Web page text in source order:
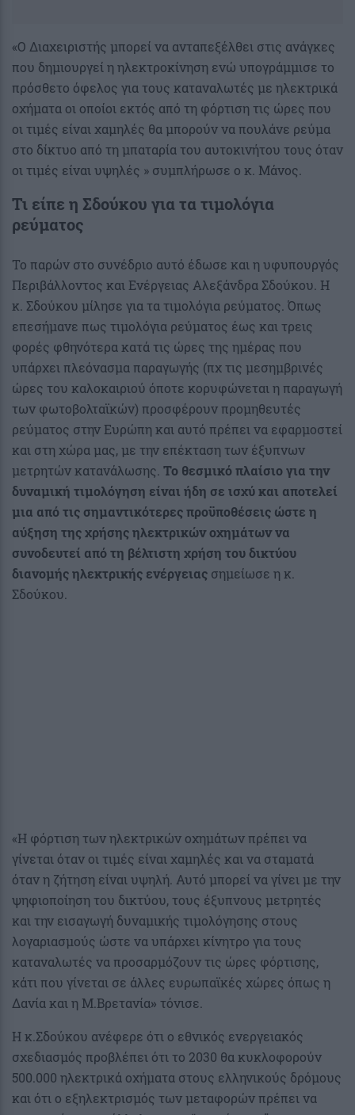
«Ο Διαχειριστής μπορεί να ανταπεξέλθει στις ανάγκες
που δημιουργεί η ηλεκτροκίνηση ενώ υπογράμμισε το
πρόσθετο όφελος για τους καταναλωτές με ηλεκτρικά
οχήματα οι οποίοι εκτός από τη φόρτιση τις ώρες που
οι τιμές είναι χαμηλές θα μπορούν να πουλάνε ρεύμα
στο δίκτυο από τη μπαταρία του αυτοκινήτου τους όταν
οι τιμές είναι υψηλές » συμπλήρωσε ο κ. Μάνος.
Τι είπε η Σδούκου για τα τιμολόγια
ρεύματος
To παρών στο συνέδριο αυτό έδωσε και η υφυπουργός
Περιβάλλοντος και Ενέργειας Αλεξάνδρα Σδούκου. Η
κ. Σδούκου μίλησε για τα τιμολόγια ρεύματος. Όπως
επεσήμανε πως τιμολόγια ρεύματος έως και τρεις
φορές φθηνότερα κατά τις ώρες της ημέρας που
υπάρχει πλεόνασμα παραγωγής (πχ τις μεσημβρινές
ώρες του καλοκαιριού όποτε κορυφώνεται η παραγωγή
των φωτοβολταϊκών) προσφέρουν προμηθευτές
ρεύματος στην Ευρώπη και αυτό πρέπει να εφαρμοστεί
και στη χώρα μας, με την επέκταση των έξυπνων
μετρητών κατανάλωσης. Το θεσμικό πλαίσιο για την
δυναμική τιμολόγηση είναι ήδη σε ισχύ και αποτελεί
μια από τις σημαντικότερες προϋποθέσεις ώστε η
αύξηση της χρήσης ηλεκτρικών οχημάτων να
συνοδευτεί από τη βέλτιστη χρήση του δικτύου
διανομής ηλεκτρικής ενέργειας σημείωσε η κ.
Σδούκου.
«Η φόρτιση των ηλεκτρικών οχημάτων πρέπει να
γίνεται όταν οι τιμές είναι χαμηλές και να σταματά
όταν η ζήτηση είναι υψηλή. Αυτό μπορεί να γίνει με την
ψηφιοποίηση του δικτύου, τους έξυπνους μετρητές
και την εισαγωγή δυναμικής τιμολόγησης στους
λογαριασμούς ώστε να υπάρχει κίνητρο για τους
καταναλωτές να προσαρμόζουν τις ώρες φόρτισης,
κάτι που γίνεται σε άλλες ευρωπαϊκές χώρες όπως η
Δανία και η Μ.Βρετανία» τόνισε.
Η κ.Σδούκου ανέφερε ότι ο εθνικός ενεργειακός
σχεδιασμός προβλέπει ότι το 2030 θα κυκλοφορούν
500.000 ηλεκτρικά οχήματα στους ελληνικούς δρόμους
και ότι ο εξηλεκτρισμός των μεταφορών πρέπει να